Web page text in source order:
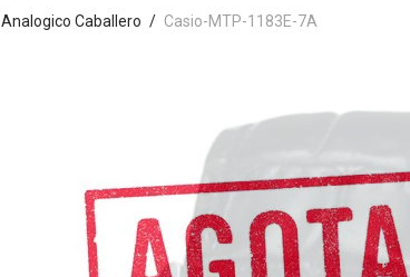
Analogico Caballero / Casio-MTP-1183E-7A